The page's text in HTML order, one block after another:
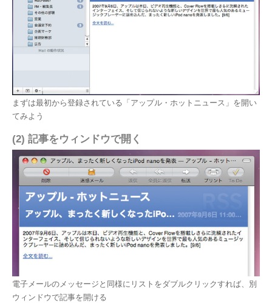
まずは最初から登録されている「アップル・ホットニュース」を開い
てみよう
(2) 記事をウィンドウで開く
電子メールのメッセージと同様にリストをダブルクリックすれば、別
ウィンドウで記事を開ける